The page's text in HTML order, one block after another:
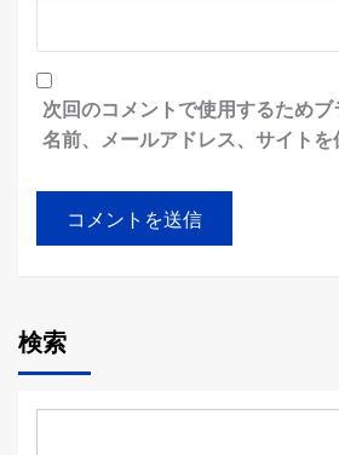
次回のコメントで使用するため
名前、メールアドレス、サイトを
検索